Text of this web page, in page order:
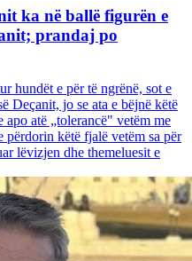
ka në ballë figurën e
prandaj po
hundët e për të ngrënë, sot e
Deçanit, jo se ata e bëjnë këtë
atë „tolerancë" vetëm me
përdorin këtë fjalë vetëm sa për
lëvizjen dhe themeluesit e